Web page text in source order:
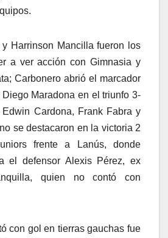
Harrinson Mancilla fueron los
a ver acción con Gimnasia y
Carbonero abrió el marcador
Maradona en el triunfo 3-
Cardona, Frank Fabra y
se destacaron en la victoria 2
frente a Lanús, donde
el defensor Alexis Pérez, ex
quien no contó con
con gol en tierras gauchas fue